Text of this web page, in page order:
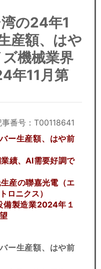
湾の24年1
産額、はや
機械業界
年11月第
事番号：T00118641
ー生産額、はや前
績、AI需要好調で
産の聯嘉光電（エ
ロニクス）
備製造業2024年１
ー生産額、はや前